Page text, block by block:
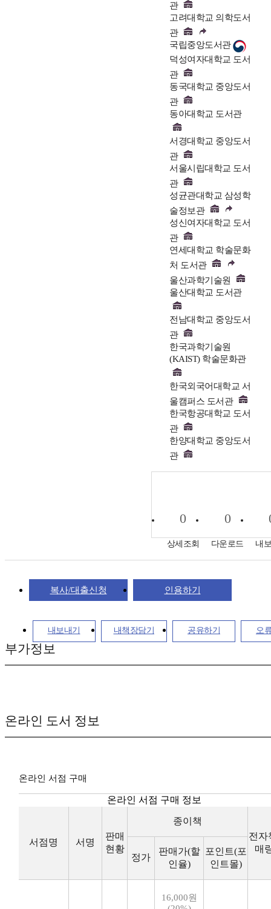
관
고려대학교 의학도서
관
국립중앙도서관
덕성여자대학교 도서
관
동국대학교 중앙도서
관
동아대학교 도서관
서경대학교 중앙도서
관
서울시립대학교 도서
관
성균관대학교 삼성학
술정보관
성신여자대학교 도서
관
연세대학교 학술문화
처 도서관
울산과학기술원
울산대학교 도서관
전남대학교 중앙도서
관
한국과학기술원
(KAIST) 학술문화관
한국외국어대학교 서
울캠퍼스 도서관
한국항공대학교 도서
관
한양대학교 중앙도서
관
0
상세조회
0
다운로드 내
복사/대출신청 인용하기
내보내기 내책장담기 공유하기 오
부가정보
온라인 도서 정보
온라인 서점 구매
온라인 서점 구매 정보
서점명 서명
판매
현황
종이책
전자
매
정가
판매가(할
인율)
포인트(포
인트몰)
16,000원